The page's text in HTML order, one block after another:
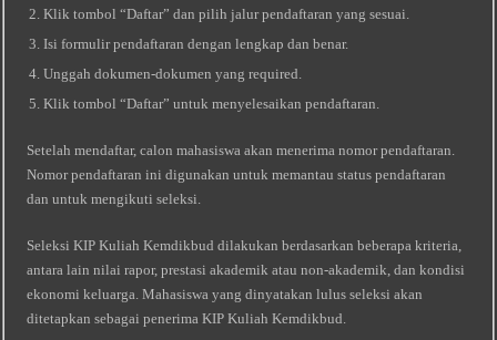
Klik tombol “Daftar” dan pilih jalur pendaftaran yang sesuai.
Isi formulir pendaftaran dengan lengkap dan benar.
Unggah dokumen-dokumen yang required.
Klik tombol “Daftar” untuk menyelesaikan pendaftaran.
Setelah mendaftar, calon mahasiswa akan menerima nomor pendaftaran.
Nomor pendaftaran ini digunakan untuk memantau status pendaftaran
dan untuk mengikuti seleksi.
Seleksi KIP Kuliah Kemdikbud dilakukan berdasarkan beberapa kriteria,
antara lain nilai rapor, prestasi akademik atau non-akademik, dan kondisi
ekonomi keluarga. Mahasiswa yang dinyatakan lulus seleksi akan
ditetapkan sebagai penerima KIP Kuliah Kemdikbud.